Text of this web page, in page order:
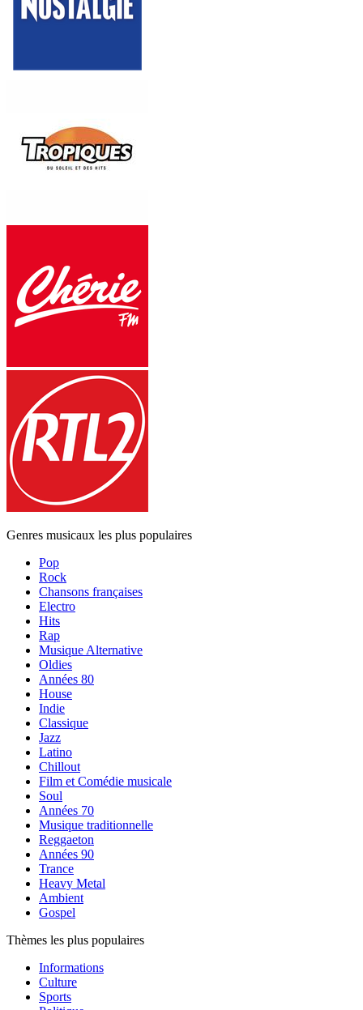
Genres musicaux les plus populaires
Pop
Rock
Chansons françaises
Electro
Hits
Rap
Musique Alternative
Oldies
Années 80
House
Indie
Classique
Jazz
Latino
Chillout
Film et Comédie musicale
Soul
Années 70
Musique traditionnelle
Reggaeton
Années 90
Trance
Heavy Metal
Ambient
Gospel
Thèmes les plus populaires
Informations
Culture
Sports